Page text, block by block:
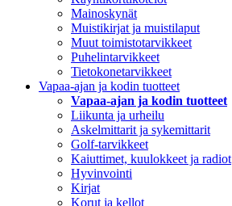
Mainoskynät
Muistikirjat ja muistilaput
Muut toimistotarvikkeet
Puhelintarvikkeet
Tietokonetarvikkeet
Vapaa-ajan ja kodin tuotteet
Vapaa-ajan ja kodin tuotteet
Liikunta ja urheilu
Askelmittarit ja sykemittarit
Golf-tarvikkeet
Kaiuttimet, kuulokkeet ja radiot
Hyvinvointi
Kirjat
Korut ja kellot